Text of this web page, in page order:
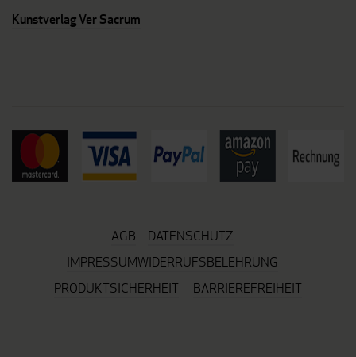
Kunstverlag Ver Sacrum
AGB
DATENSCHUTZ
IMPRESSUMWIDERRUFSBELEHRUNG
PRODUKTSICHERHEIT
BARRIEREFREIHEIT